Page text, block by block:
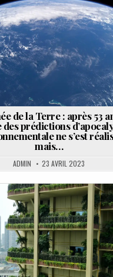
Posted
in
de la Terre : après 53
des prédictions
ne s’est
mais…
ADMIN 23 AVRIL 2023
Posted
in